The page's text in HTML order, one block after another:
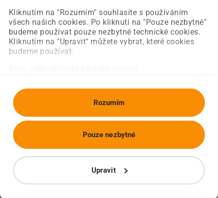
Kliknutím na "Rozumím" souhlasíte s používáním
všech našich cookies. Po kliknutí na "Pouze nezbytné"
budeme používat pouze nezbytné technické cookies.
Kliknutím na "Upravit" můžete vybrat, které cookies
budeme používat.
Rozumím
Upravit
Pouze nezbytné
Obnovit stránku Úvodní strana